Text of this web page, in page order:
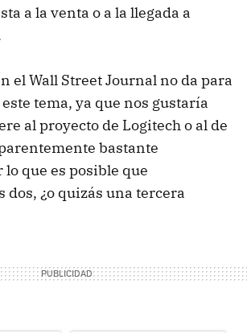
a la venta o a la llegada a
el Wall Street Journal no da para
tema, ya que nos gustaría
al proyecto de Logitech o al de
bastante
lo que es posible que
dos, ¿o quizás una tercera